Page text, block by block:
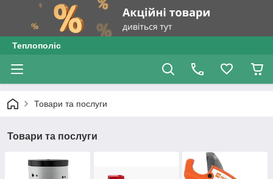
Теплополіс
Товари та послуги
Товари та послуги